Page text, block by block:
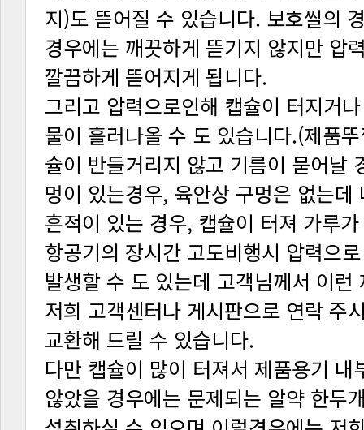
깔끔하게 뜯어지게 됩니다.
흔적이 있는 경우, 캡슐이 터져 가루
교환해 드릴 수 있습니다.